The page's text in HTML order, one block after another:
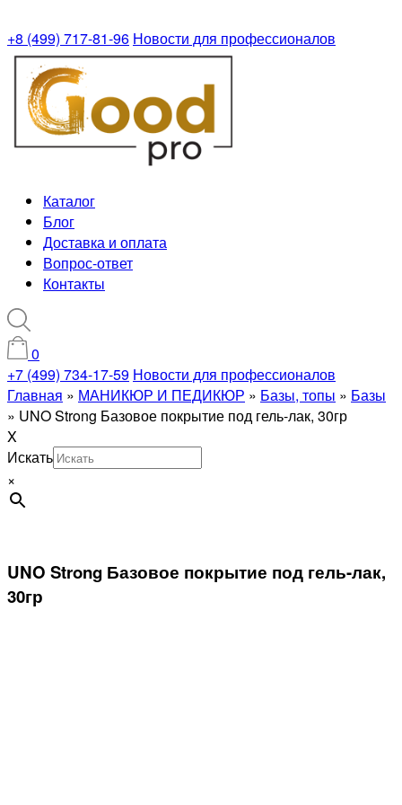
+8 (499) 717-81-96 Новости для профессионалов
Каталог
Блог
Доставка и оплата
Вопрос-ответ
Контакты
0
+7 (499) 734-17-59 Новости для профессионалов
Главная » МАНИКЮР И ПЕДИКЮР » Базы, топы » Базы
» UNO Strong Базовое покрытие под гель-лак, 30гр
X
Искать
×
UNO Strong Базовое покрытие под гель-лак,
30гр